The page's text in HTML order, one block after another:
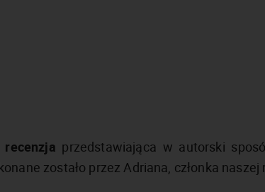
przedstawiająca w autorski
zostało przez Adriana, członka naszej